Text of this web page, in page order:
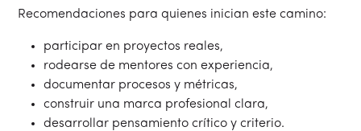
Recomendaciones para quienes inician este camino:
participar en proyectos reales,
rodearse de mentores con experiencia,
documentar procesos y métricas,
construir una marca profesional clara,
desarrollar pensamiento crítico y criterio.